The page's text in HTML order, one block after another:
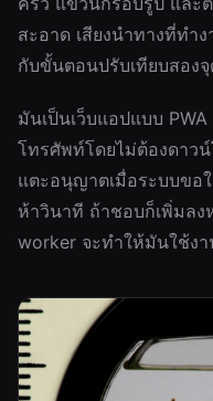
สะอาด เสียงนำทางที่ทำ
กับขั้นตอนปรับเทียบสอง
มันเป็นเว็บแอปแบบ
โทรศัพท์โดยไม่ต้องดาวน์
แตะอนุญาตเมื่อระบบขอ
ห้าวินาที ถ้าชอบก็เพิ่มล
worker จะทำให้มันใช้ง